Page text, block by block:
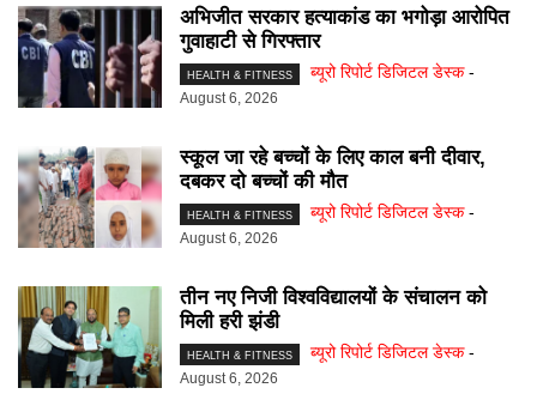
अभिजीत सरकार हत्याकांड का भगोड़ा आरोपित
गुवाहाटी से गिरफ्तार
HEALTH & FITNESS ब्यूरो रिपोर्ट डिजिटल डेस्क -
August 6, 2026
स्कूल जा रहे बच्चों के लिए काल बनी दीवार,
दबकर दो बच्चों की मौत
HEALTH & FITNESS ब्यूरो रिपोर्ट डिजिटल डेस्क -
August 6, 2026
तीन नए निजी विश्वविद्यालयों के संचालन को
मिली हरी झंडी
HEALTH & FITNESS ब्यूरो रिपोर्ट डिजिटल डेस्क -
August 6, 2026